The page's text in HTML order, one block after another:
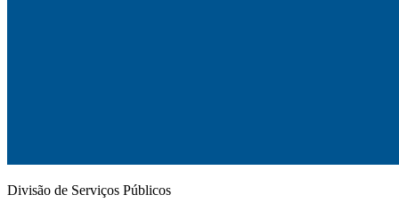
Divisão de Serviços Públicos